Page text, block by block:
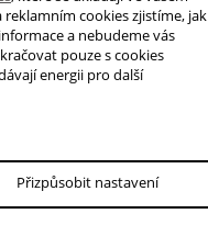
cookies zjistíme, jak
a nebudeme vás
pouze s cookies
energii pro další
Přizpůsobit nastavení